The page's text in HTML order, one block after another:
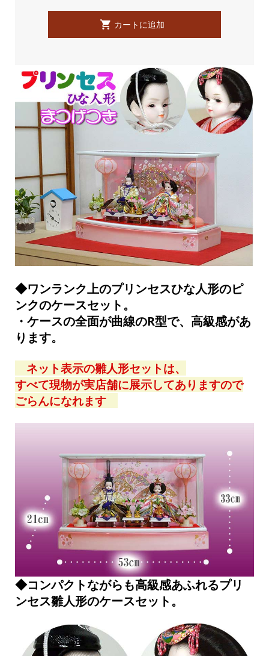
◆ワンランク上のプリンセスひな人形のピ
ンクのケースセット。
・ケースの全面が曲線のR型で、高級感があ
ります。
ネット表示の雛人形セットは、
すべて現物が実店舗に展示してありますので
ごらんになれます
◆コンパクトながらも高級感あふれるプリ
ンセス雛人形のケースセット。